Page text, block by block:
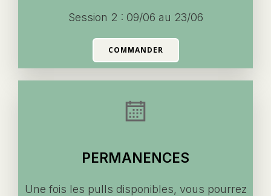
Session 2 : 09/06 au 23/06
COMMANDER
PERMANENCES
Une fois les pulls disponibles, vous pourrez